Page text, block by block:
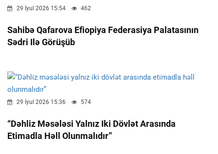
29 İyul 2026 15:54 462
Sahibə Qafarova Efiopiya Federasiya Palatasının
Sədri Ilə Görüşüb
29 İyul 2026 15:36 574
“Dəhliz Məsələsi Yalnız Iki Dövlət Arasında
Etimadla Həll Olunmalıdır”